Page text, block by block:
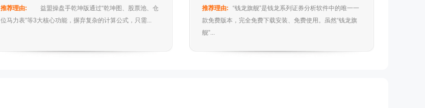
推荐理由:
益盟操盘手乾坤版通过“乾坤图、股票池、仓
位马力表”等3大核心功能，摒弃复杂的计算公式，只需...
推荐理由:
“钱龙旗舰”是钱龙系列证券分析软件中的唯一一
款免费版本，完全免费下载安装、免费使用。虽然“钱龙旗
舰”...